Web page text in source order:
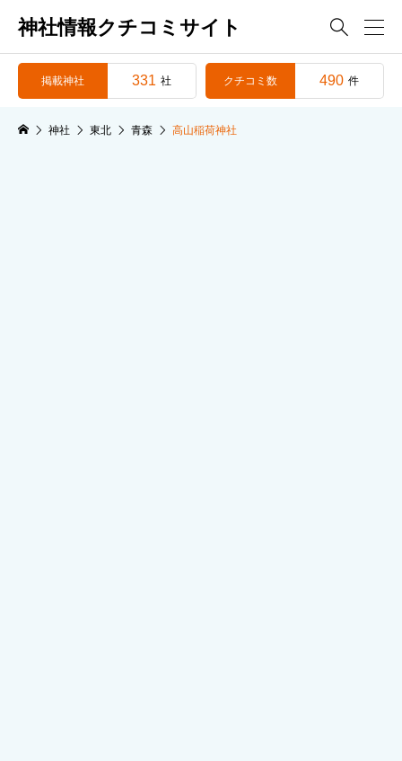
神社情報クチコミサイト 
掲載神社 331 社 クチコミ数 490 件
神社 東北 青森 高山稲荷神社